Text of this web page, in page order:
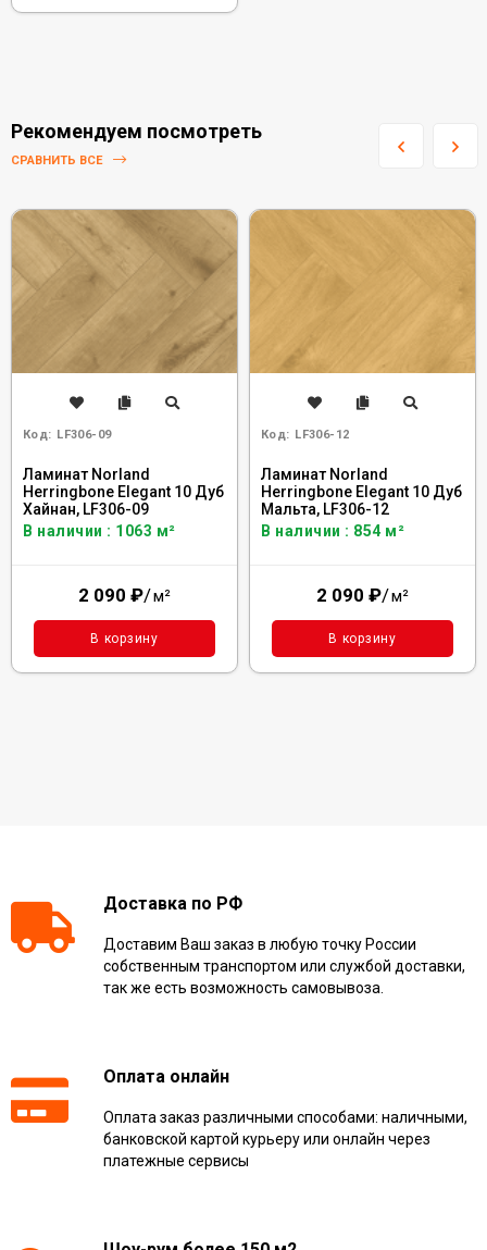
Рекомендуем посмотреть
СРАВНИТЬ ВСЕ
Код: LF306-09
Ламинат Norland
Herringbone Elegant 10 Дуб
Хайнан, LF306-09
В наличии : 1063 м²
2 090 ₽/м²
В корзину
Код: LF306-12
Ламинат Norland
Herringbone Elegant 10 Дуб
Мальта, LF306-12
В наличии : 854 м²
2 090 ₽/м²
В корзину
Доставка по РФ
Доставим Ваш заказ в любую точку России
собственным транспортом или службой доставки,
так же есть возможность самовывоза.
Оплата онлайн
Оплата заказ различными способами: наличными,
банковской картой курьеру или онлайн через
платежные сервисы